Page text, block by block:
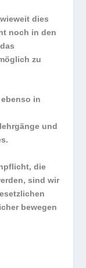
dies
noch in den
zu
in
und
die
sind wir
bewegen